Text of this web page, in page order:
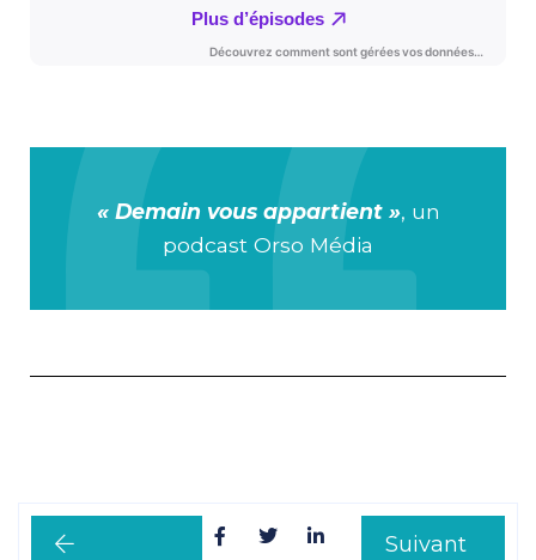
« Demain vous appartient », un
podcast Orso Média
Suivant